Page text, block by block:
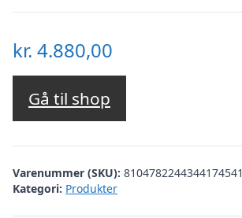
kr. 4.880,00
Gå til shop
Varenummer (SKU): 8104782244344174541
Kategori: Produkter